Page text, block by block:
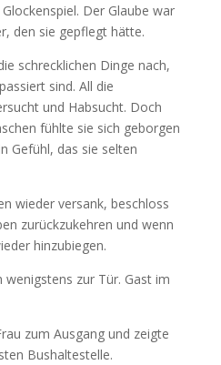
Der Glaube war
den sie gepflegt hätte.
schrecklichen Dinge nach,
sind. All die
und Habsucht. Doch
fühlte sie sich geborgen
Gefühl, das sie selten
wieder versank, beschloss
zurückzukehren und wenn
hinzubiegen.
wenigstens zur Tür. Gast im
zum Ausgang und zeigte
Bushaltestelle.